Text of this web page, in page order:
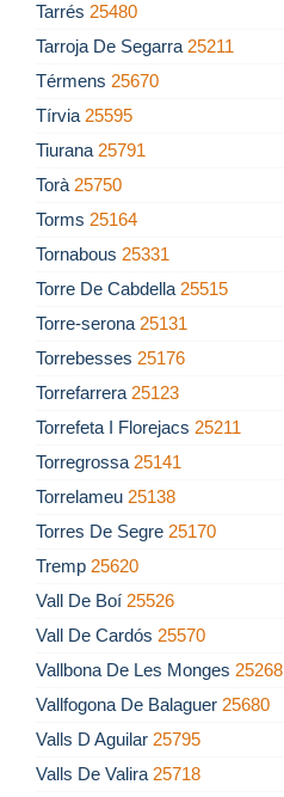
Tarrés 25480
Tarroja De Segarra 25211
Térmens 25670
Tírvia 25595
Tiurana 25791
Torà 25750
Torms 25164
Tornabous 25331
Torre De Cabdella 25515
Torre-serona 25131
Torrebesses 25176
Torrefarrera 25123
Torrefeta I Florejacs 25211
Torregrossa 25141
Torrelameu 25138
Torres De Segre 25170
Tremp 25620
Vall De Boí 25526
Vall De Cardós 25570
Vallbona De Les Monges 25268
Vallfogona De Balaguer 25680
Valls D Aguilar 25795
Valls De Valira 25718